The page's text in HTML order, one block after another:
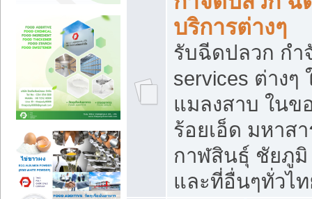
บริการต่างๆ
รับฉีดปลวก กำ
services ต่าง
แมลงสาบ ใน
ร้อยเอ็ด มหาส
กาฬสินธุ์ ชัยภู
และที่อื่นๆทั่วไ